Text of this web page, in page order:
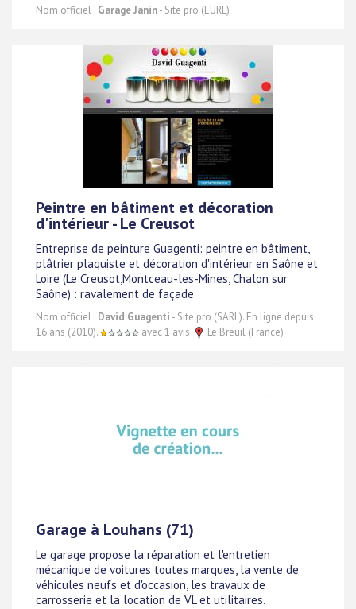
Nom officiel : Garage Janin- Site pro (EURL)
Peintre en bâtiment et décoration
d'intérieur - Le Creusot
Entreprise de peinture Guagenti: peintre en bâtiment,
plâtrier plaquiste et décoration d'intérieur en Saône et
Loire (Le Creusot,Montceau-les-Mines, Chalon sur
Saône) : ravalement de façade
Nom officiel : David Guagenti - Site pro (SARL). En ligne depuis
16 ans (2010).
avec 1 avis Le Breuil (France)
Garage à Louhans (71)
Le garage propose la réparation et l'entretien
mécanique de voitures toutes marques, la vente de
véhicules neufs et d'occasion, les travaux de
carrosserie et la location de VL et utilitaires.